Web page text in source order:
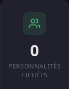
0
PERSONNALITÉS
FICHÉES